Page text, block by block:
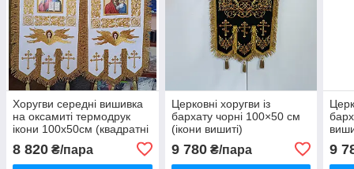
Хоругви середні вишивка
на оксамиті термодрук
ікони 100х50см (квадратні
8 820 ₴/пара
Церковні хоругви із
бархату чорні 100×50 см
(ікони вишиті)
9 780₴/пара 9